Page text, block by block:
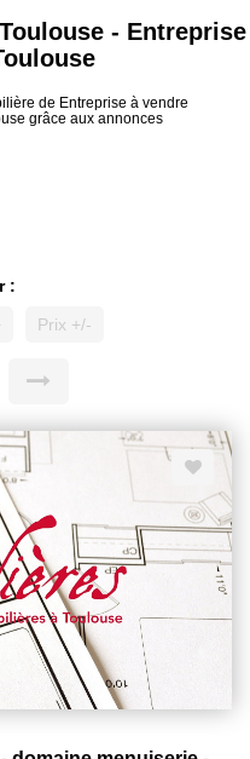
- Entreprise
de Entreprise à vendre
grâce aux annonces
:
Prix +/-